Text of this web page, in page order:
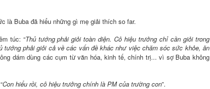
là Buba đã hiểu những gì mẹ giải thích so far.
túc: “Thủ tướng phải giỏi toàn diện. Cô hiệu trưởng chỉ cần giỏi trong
tướng phải giỏi cả về các vấn đề khác như việc chăm sóc sức khỏe, ăn
dám dùng các cụm từ văn hóa, kinh tế, chính trị... vì sợ Buba không
Con hiểu rồi, cô hiệu trưởng chính là PM của trường con”.